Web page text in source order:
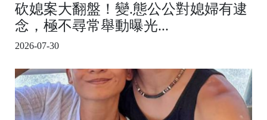
砍媳案大翻盤！變.態公公對媳婦有逮
念，極不尋常舉動曝光...
2026-07-30